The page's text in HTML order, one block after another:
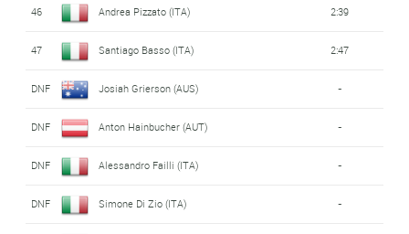
46 Andrea Pizzato (ITA) 2:39
47 Santiago Basso (ITA) 2:47
DNF Josiah Grierson (AUS) -
DNF Anton Hainbucher (AUT) -
DNF Alessandro Failli (ITA) -
DNF Simone Di Zio (ITA) -